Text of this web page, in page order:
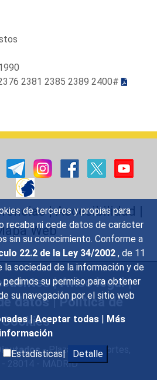
de terceros y propias para
recaba ni cede datos de carácter
sin su conocimiento. Conforme a
22.2 de la Ley 34/2002 , de 11
la sociedad de la información y de
su permiso para obtener
su navegación por el sitio web
| Aceptar todas | Más
información
Estadísticas| Detalle
2381 2385 2389 2400#
|Accesibilidad |
Web
|Aviso legal|
datos|Política de
Cookies
- Plaza de las Cortes,
- 28014 - MADRID